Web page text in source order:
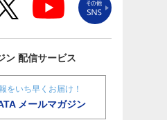
ン 配信サービス
をいち早くお届け！
メールマガジン